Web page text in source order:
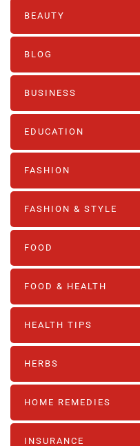
BEAUTY
BLOG
BUSINESS
EDUCATION
FASHION
FASHION & STYLE
FOOD
FOOD & HEALTH
HEALTH TIPS
HERBS
HOME REMEDIES
INSURANCE